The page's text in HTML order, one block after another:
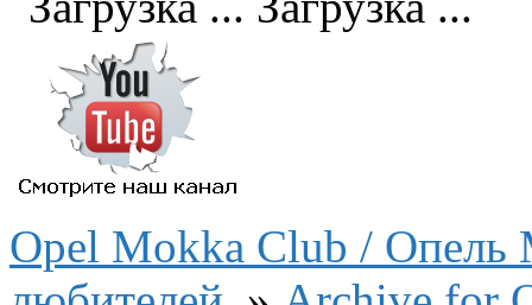
Opel Mokka Club / Опель